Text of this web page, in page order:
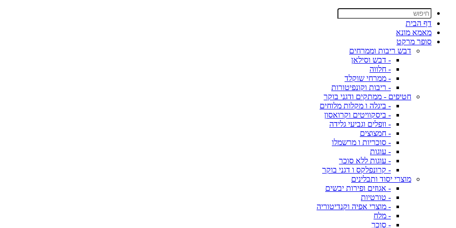
דף הבית
מאמא מונא
סופר מרקט
דבש ריבות וממרחים
- דבש וסילאן
- חלווה
- ממרחי שוקלד
- ריבות וקונפיטורות
חטיפים - ממתקים ודגני בוקר
- ביגלה ו מקלות מלוחים
- ביסקוויטים וקרואסון
- וופלים וגביעי גלידה
- חמצוצים
- סוכריות ו מרשמלו
- עוגות
- עוגות ללא סוכר
- קרונפלקס ו דגני בוקר
מוצרי יסוד ותבלינים
- אגוזים ופירות יבשים
- טורטיות
- מוצרי אפיה וקנדיטוריה
- מלח
- סוכר